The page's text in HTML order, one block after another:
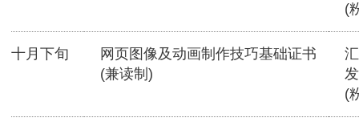
(
十月下旬
网页图像及动画制作技巧基础证书
(兼读制)
(